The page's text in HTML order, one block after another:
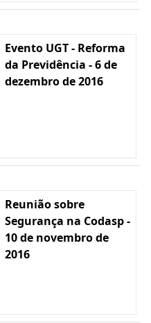
Evento UGT - Reforma
da Previdência - 6 de
dezembro de 2016
Reunião sobre
Segurança na Codasp -
10 de novembro de
2016